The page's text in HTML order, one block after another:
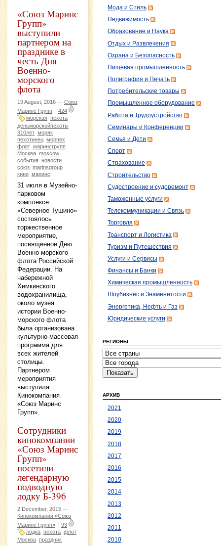
«Союз Маринс
Групп»
выступили
партнером на
празднике в
честь Дня
Военно-
морского
флота
19 August, 2016 — Союз
Маринс Групп | 424
морская пехота
деньморскойпехоты
310лет моряк
пехотинец морпех
флот маринсгрупп
Москва moscow
события новости
союз marinsgroup
кино маринс
31 июля в Музейно-
парковом
комплексе
«Северное Тушино»
состоялось
торжественное
мероприятие,
посвященное Дню
Военно-морского
флота Российской
Федерации. На
набережной
Химкинского
водохранилища,
около музея
истории Военно-
морского флота
была организована
культурно-массовая
программа для
всех жителей
столицы.
Партнером
мероприятия
выступила
Кинокомпания
«Союз Маринс
Групп».
Сотрудники
кинокомпании
«Союз Маринс
Групп»
посетили
легендарную
подводную
лодку Б-396
2 December, 2015 —
Кинокомпания «Союз
Маринс Групп»
93
лодка пехота флот
Москва праздник
Мода и Стиль
Недвижимость
Образование и Наука
Отдых и Развлечения
Охрана и Безопасность
Пищевая промышленность
Полиграфия и Печать
Потребительские товары
Промышленное оборудование
Работа и Трудоустройство
Семинары и Конференции
Семья и Дети
Спорт
Страхование
Строительство
Судостроение и судоремонт
Таможенные услуги
Телекоммуникации и Связь
Торговля
Транспорт и Логистика
Туризм и Путешествия
Услуги и Сервисы
Финансы и Банки
Химическая промышленность
Шоубизнес и Знаменитости
Энергетика, Нефть и Газ
Юридические услуги
РЕГИОНЫ
АРХИВ
2021
2020
2019
2018
2017
2016
2015
2014
2013
2012
2011
2010